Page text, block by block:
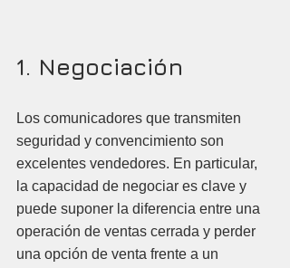
1. Negociación
Los comunicadores que transmiten
seguridad y convencimiento son
excelentes vendedores. En particular,
la capacidad de negociar es clave y
puede suponer la diferencia entre una
operación de ventas cerrada y perder
una opción de venta frente a un